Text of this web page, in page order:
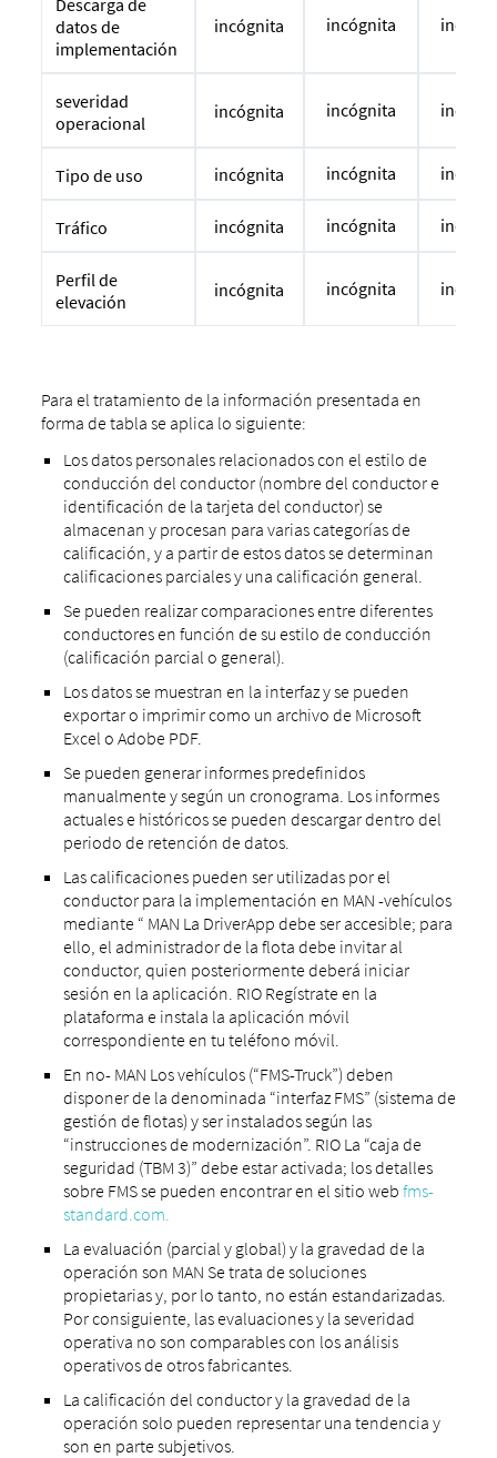
datos de
implementación
incógnita incógnita
severidad
operacional
incógnita incógnita
Tipo de uso incógnita incógnita
Tráfico incógnita incógnita
Perfil de
elevación
incógnita incógnita
Para el tratamiento de la información presentada en
forma de tabla se aplica lo siguiente:
Los datos personales relacionados con el estilo de
conducción del conductor (nombre del conductor e
identificación de la tarjeta del conductor) se
almacenan y procesan para varias categorías de
calificación, y a partir de estos datos se determinan
calificaciones parciales y una calificación general.
Se pueden realizar comparaciones entre diferentes
conductores en función de su estilo de conducción
(calificación parcial o general).
Los datos se muestran en la interfaz y se pueden
exportar o imprimir como un archivo de Microsoft
Excel o Adobe PDF.
Se pueden generar informes predefinidos
manualmente y según un cronograma. Los informes
actuales e históricos se pueden descargar dentro del
periodo de retención de datos.
Las calificaciones pueden ser utilizadas por el
conductor para la implementación en MAN -vehículos
mediante “ MAN La DriverApp debe ser accesible; para
ello, el administrador de la flota debe invitar al
conductor, quien posteriormente deberá iniciar
sesión en la aplicación. RIO Regístrate en la
plataforma e instala la aplicación móvil
correspondiente en tu teléfono móvil.
En no- MAN Los vehículos (“FMS-Truck”) deben
disponer de la denominada “interfaz FMS” (sistema de
gestión de flotas) y ser instalados según las
“instrucciones de modernización”. RIO La “caja de
seguridad (TBM 3)” debe estar activada; los detalles
sobre FMS se pueden encontrar en el sitio web fms-
standard.com.
La evaluación (parcial y global) y la gravedad de la
operación son MAN Se trata de soluciones
propietarias y, por lo tanto, no están estandarizadas.
Por consiguiente, las evaluaciones y la severidad
operativa no son comparables con los análisis
operativos de otros fabricantes.
La calificación del conductor y la gravedad de la
operación solo pueden representar una tendencia y
son en parte subjetivos.